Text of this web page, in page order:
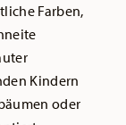
Farben,
Kindern
oder